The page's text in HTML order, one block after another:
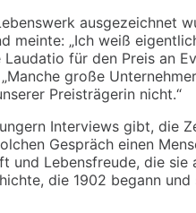
ausgezeichnet
meinte: „Ich weiß
Laudatio für den Preis an
große
Preisträgerin nicht.“
Interviews gibt, die
Gespräch einen
und Lebensfreude, die sie
die 1902 begann und